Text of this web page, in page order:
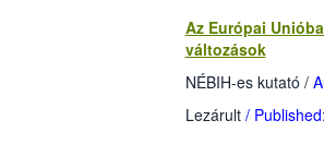
Az Európai
változások
NÉBIH-es kutató /
Lezárult / Published